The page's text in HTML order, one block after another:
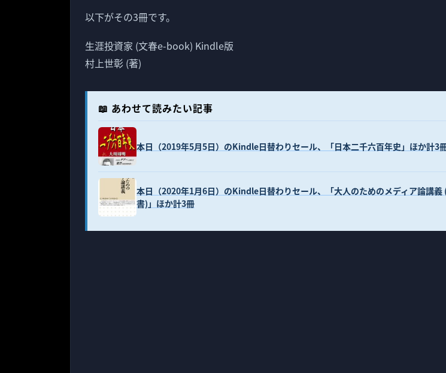
以下がその3冊です。
生涯投資家 (文春e-book) Kindle版
村上世彰 (著)
📖 あわせて読みたい記事
本日（2019年5月5日）のKindle日替わりセール、「日本二千六百年史」ほか計3
本日（2020年1月6日）のKindle日替わりセール、「大人のためのメディア論講義
書)」ほか計3冊